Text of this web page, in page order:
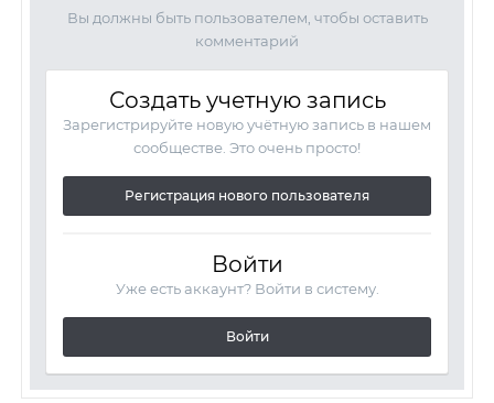
Вы должны быть пользователем, чтобы оставить
комментарий
Создать учетную запись
Зарегистрируйте новую учётную запись в нашем
сообществе. Это очень просто!
Регистрация нового пользователя
Войти
Уже есть аккаунт? Войти в систему.
Войти